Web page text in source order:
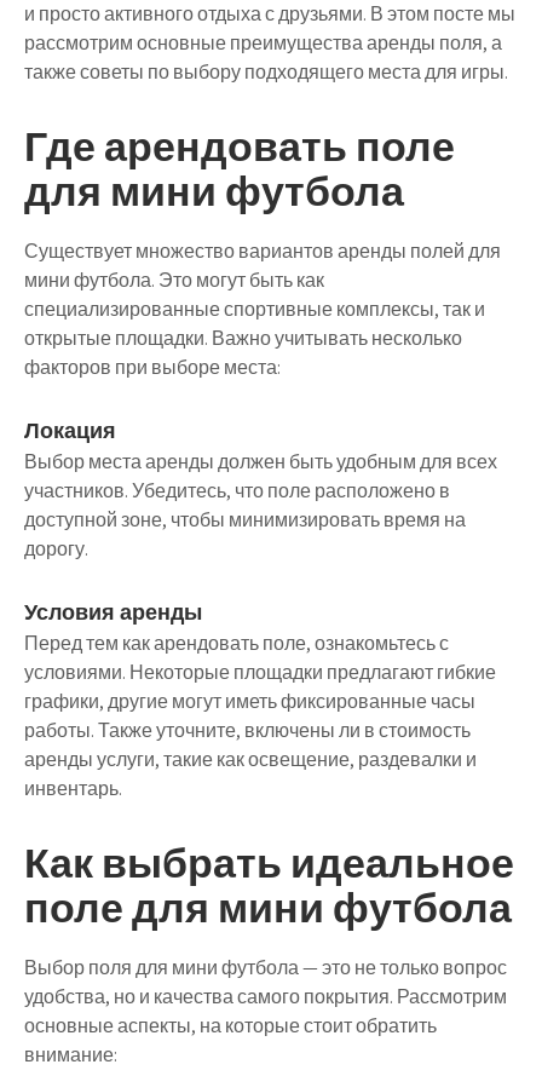
и просто активного отдыха с друзьями. В этом посте мы
рассмотрим основные преимущества аренды поля, а
также советы по выбору подходящего места для игры.
Где арендовать поле
для мини футбола
Существует множество вариантов аренды полей для
мини футбола. Это могут быть как
специализированные спортивные комплексы, так и
открытые площадки. Важно учитывать несколько
факторов при выборе места:
Локация
Выбор места аренды должен быть удобным для всех
участников. Убедитесь, что поле расположено в
доступной зоне, чтобы минимизировать время на
дорогу.
Условия аренды
Перед тем как арендовать поле, ознакомьтесь с
условиями. Некоторые площадки предлагают гибкие
графики, другие могут иметь фиксированные часы
работы. Также уточните, включены ли в стоимость
аренды услуги, такие как освещение, раздевалки и
инвентарь.
Как выбрать идеальное
поле для мини футбола
Выбор поля для мини футбола — это не только вопрос
удобства, но и качества самого покрытия. Рассмотрим
основные аспекты, на которые стоит обратить
внимание: